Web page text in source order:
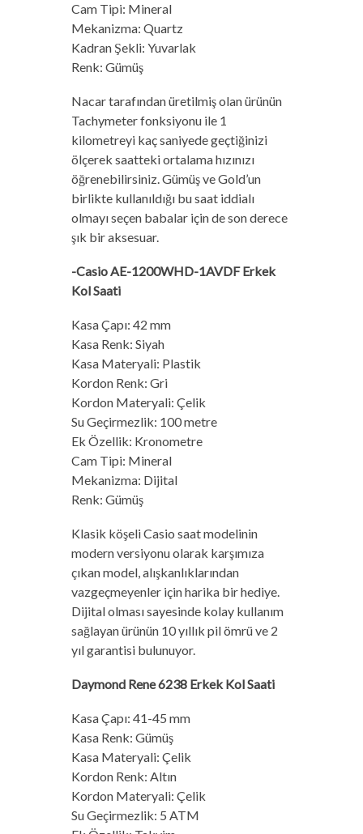
Cam Tipi: Mineral
Mekanizma: Quartz
Kadran Şekli: Yuvarlak
Renk: Gümüş
Nacar tarafından üretilmiş olan ürünün
Tachymeter fonksiyonu ile 1
kilometreyi kaç saniyede geçtiğinizi
ölçerek saatteki ortalama hızınızı
öğrenebilirsiniz. Gümüş ve Gold’un
birlikte kullanıldığı bu saat iddialı
olmayı seçen babalar için de son derece
şık bir aksesuar.
-Casio AE-1200WHD-1AVDF Erkek
Kol Saati
Kasa Çapı: 42 mm
Kasa Renk: Siyah
Kasa Materyali: Plastik
Kordon Renk: Gri
Kordon Materyali: Çelik
Su Geçirmezlik: 100 metre
Ek Özellik: Kronometre
Cam Tipi: Mineral
Mekanizma: Dijital
Renk: Gümüş
Klasik köşeli Casio saat modelinin
modern versiyonu olarak karşımıza
çıkan model, alışkanlıklarından
vazgeçmeyenler için harika bir hediye.
Dijital olması sayesinde kolay kullanım
sağlayan ürünün 10 yıllık pil ömrü ve 2
yıl garantisi bulunuyor.
Daymond Rene 6238 Erkek Kol Saati
Kasa Çapı: 41-45 mm
Kasa Renk: Gümüş
Kasa Materyali: Çelik
Kordon Renk: Altın
Kordon Materyali: Çelik
Su Geçirmezlik: 5 ATM